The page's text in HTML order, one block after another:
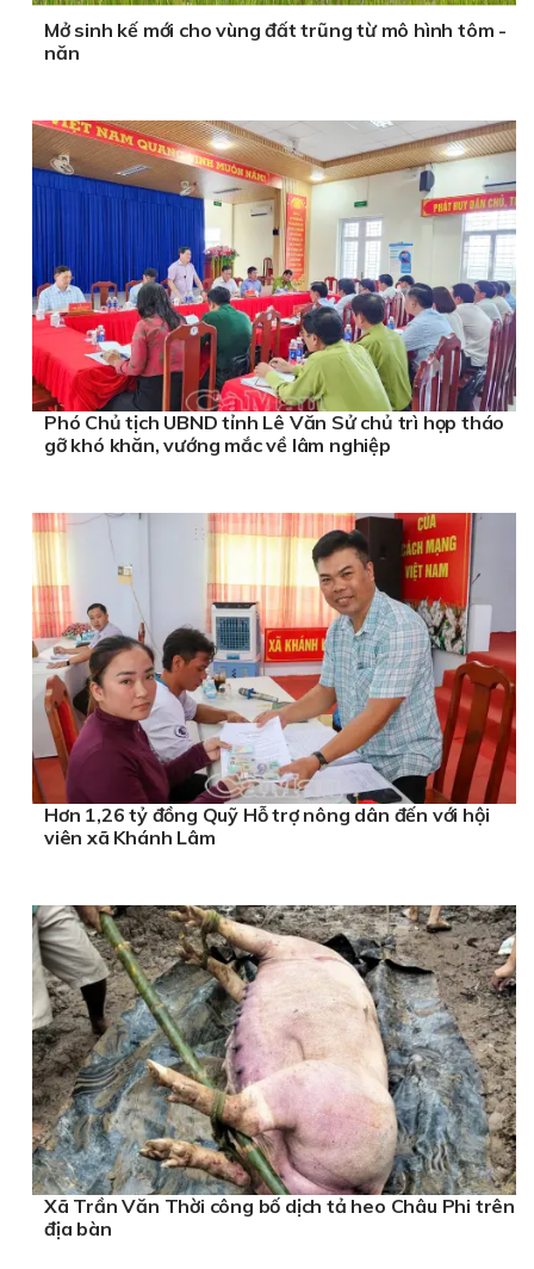
Mở sinh kế mới cho vùng đất trũng từ mô hình tôm -
năn
Phó Chủ tịch UBND tỉnh Lê Văn Sử chủ trì họp tháo
gỡ khó khăn, vướng mắc về lâm nghiệp
Hơn 1,26 tỷ đồng Quỹ Hỗ trợ nông dân đến với hội
viên xã Khánh Lâm
Xã Trần Văn Thời công bố dịch tả heo Châu Phi trên
địa bàn